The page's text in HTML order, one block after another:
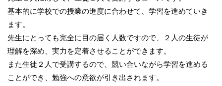
基本的に学校での授業の進度に合わせて、学習を進めていき
ます。
先生にとっても完全に目の届く人数ですので、２人の生徒が
理解を深め、実力を定着させることができます。
また生徒２人で受講するので、競い合いながら学習を進める
ことができ、勉強への意欲が引き出されます。